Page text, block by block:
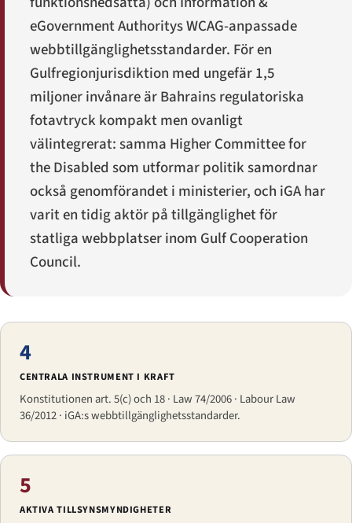
eGovernment Authoritys WCAG-anpassade
webbtillgänglighetsstandarder. För en
Gulfregionjurisdiktion med ungefär 1,5
miljoner invånare är Bahrains regulatoriska
fotavtryck kompakt men ovanligt
välintegrerat: samma Higher Committee for
the Disabled som utformar politik samordnar
också genomförandet i ministerier, och iGA har
varit en tidig aktör på tillgänglighet för
statliga webbplatser inom Gulf Cooperation
Council.
4
CENTRALA INSTRUMENT I KRAFT
Konstitutionen art. 5(c) och 18 · Law 74/2006 · Labour Law
36/2012 · iGA:s webbtillgänglighetsstandarder.
5
AKTIVA TILLSYNSMYNDIGHETER